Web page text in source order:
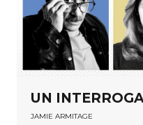
UN
JAMIE ARMITAGE